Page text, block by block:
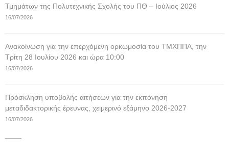
Τμημάτων της Πολυτεχνικής Σχολής του ΠΘ – Ιούλιος 2026
16/07/2026
Ανακοίνωση για την επερχόμενη ορκωμοσία του ΤΜΧΠΠΑ, την
Τρίτη 28 Ιουλίου 2026 και ώρα 10:00
16/07/2026
Πρόσκληση υποβολής αιτήσεων για την εκπόνηση
μεταδιδακτορικής έρευνας, χειμερινό εξάμηνο 2026-2027
16/07/2026